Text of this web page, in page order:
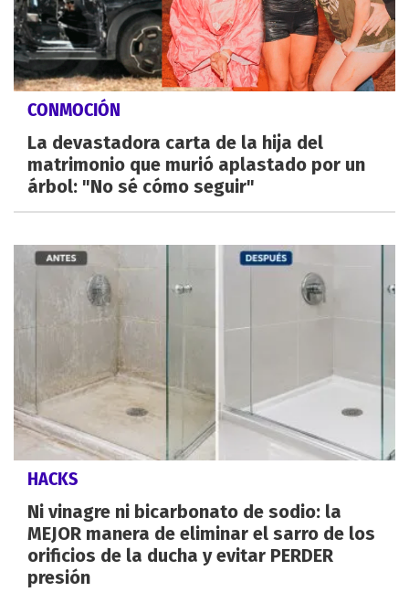
CONMOCIÓN
La devastadora carta de la hija del
matrimonio que murió aplastado por un
árbol: "No sé cómo seguir"
HACKS
Ni vinagre ni bicarbonato de sodio: la
MEJOR manera de eliminar el sarro de los
orificios de la ducha y evitar PERDER
presión